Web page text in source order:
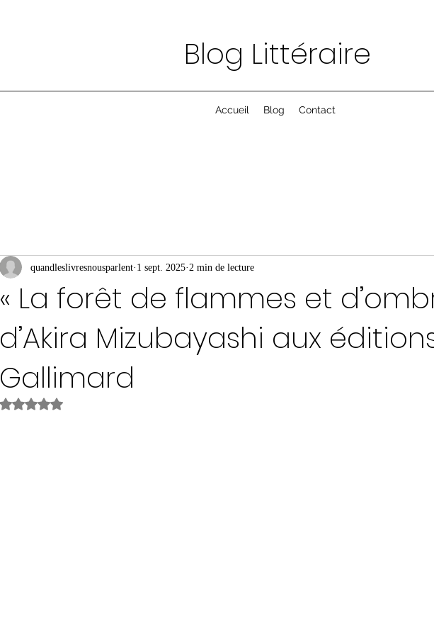
Blog Littéraire
Accueil Blog Contact
« La forêt de flammes et
d’Akira Mizubayashi aux
Gallimard
quandleslivresnousparlent 1 sept. 2025 2 min de lecture
Noté NaN étoiles sur 5.